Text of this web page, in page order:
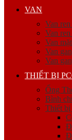
VAN
Van
Van
Van
Van
Van
THIẾT BỊ
Ống
Bình
Thiết bị